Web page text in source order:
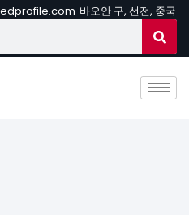
바오안 구, 선전, 중국